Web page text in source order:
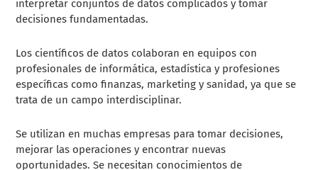
interpretar conjuntos de datos complicados y tomar
decisiones fundamentadas.
Los científicos de datos colaboran en equipos con
profesionales de informática, estadística y profesiones
específicas como finanzas, marketing y sanidad, ya que se
trata de un campo interdisciplinar.
Se utilizan en muchas empresas para tomar decisiones,
mejorar las operaciones y encontrar nuevas
oportunidades. Se necesitan conocimientos de